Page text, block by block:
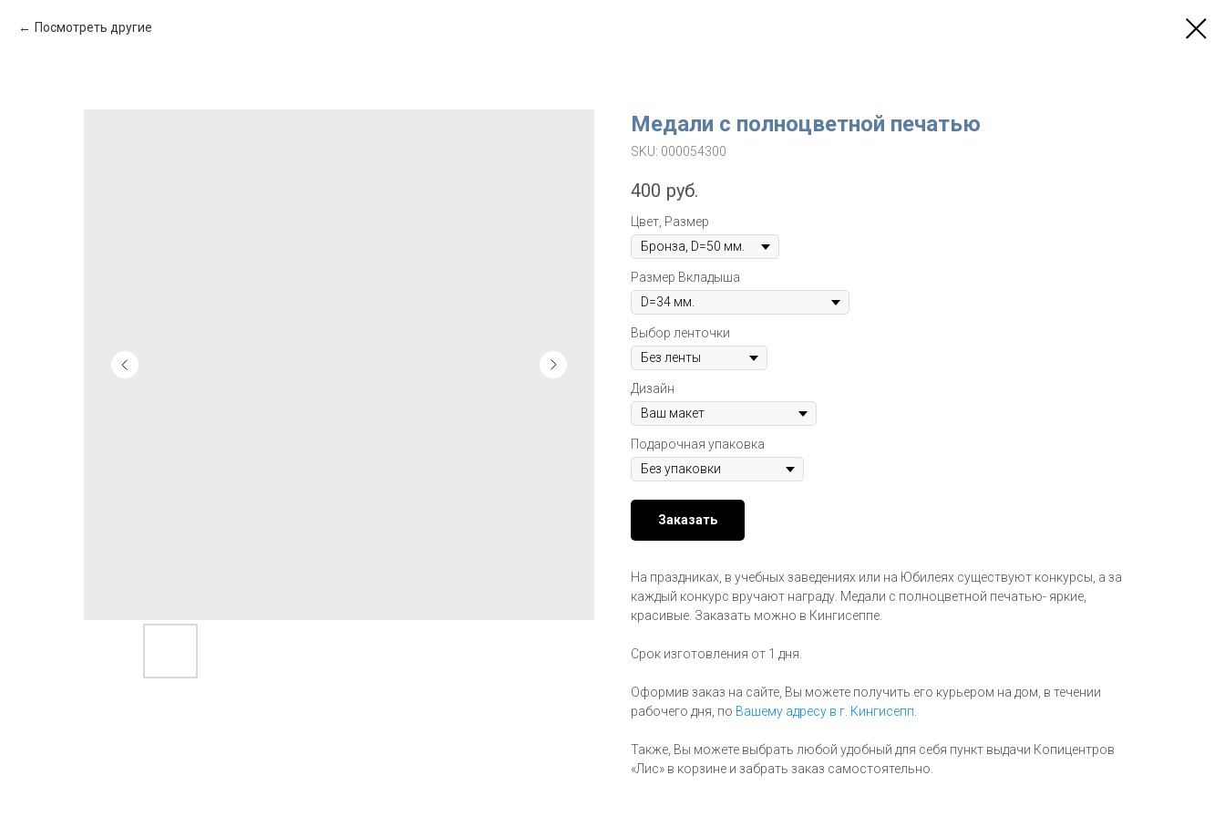
Посмотреть другие
Медали с полноцветной печатью
SKU: 000054300
400 руб.
Цвет, Размер
Размер Вкладыша
Выбор ленточки
Дизайн
Подарочная упаковка
Заказать
На праздниках, в учебных заведениях или на Юбилеях существуют конкурсы, а за
каждый конкурс вручают награду. Медали с полноцветной печатью- яркие,
красивые. Заказать можно в Кингисеппе.
Срок изготовления от 1 дня.
Оформив заказ на сайте, Вы можете получить его курьером на дом, в течении
рабочего дня, по Вашему адресу в г. Кингисепп.
Также, Вы можете выбрать любой удобный для себя пункт выдачи Копицентров
«Лис» в корзине и забрать заказ самостоятельно.